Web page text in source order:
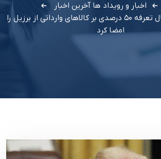
اخبار و رویداد ها آخرین اخبار
ترامپ فرمان اعمال تعرفه ۵۰ درصدی بر کالاهای وارداتی از برزیل را
امضا کرد